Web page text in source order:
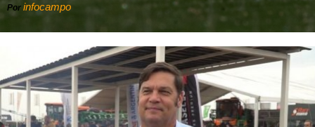
Por infocampo